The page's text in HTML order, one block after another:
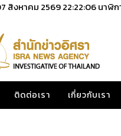
สิงหาคม 256922:22:06นาฬิก
ติดต่อเรา เกี่ยวกับเรา